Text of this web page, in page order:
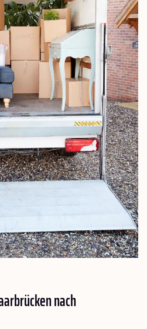
nach